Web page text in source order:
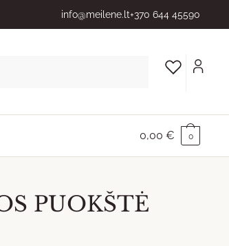
info@meilene.lt+370 644 45590
0,00€ 0
PUOKŠTĖ